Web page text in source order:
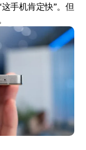
手机肯定快”。但